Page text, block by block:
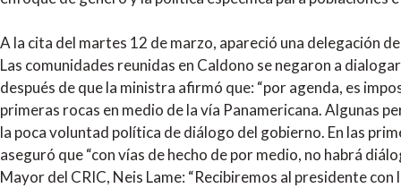
A la cita del martes 12 de marzo, apareció una delegación
Las comunidades reunidas en Caldono se negaron a
después de que la ministra afirmó que: “por agenda, es
primeras rocas en medio de la vía Panamericana. Algunas
la poca voluntad política de diálogo del gobierno. En las
aseguró que “con vías de hecho de por medio, no habrá
Mayor del CRIC, Neis Lame: “Recibiremos al presidente